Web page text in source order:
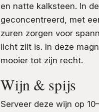
en natte kalksteen. In
geconcentreerd, met
zuren zorgen voor
licht zilt is. In deze
mooier tot zijn recht.
Wijn & spijs
Serveer deze wijn op